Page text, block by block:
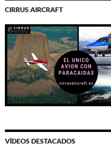
CIRRUS AIRCRAFT
VÍDEOS DESTACADOS